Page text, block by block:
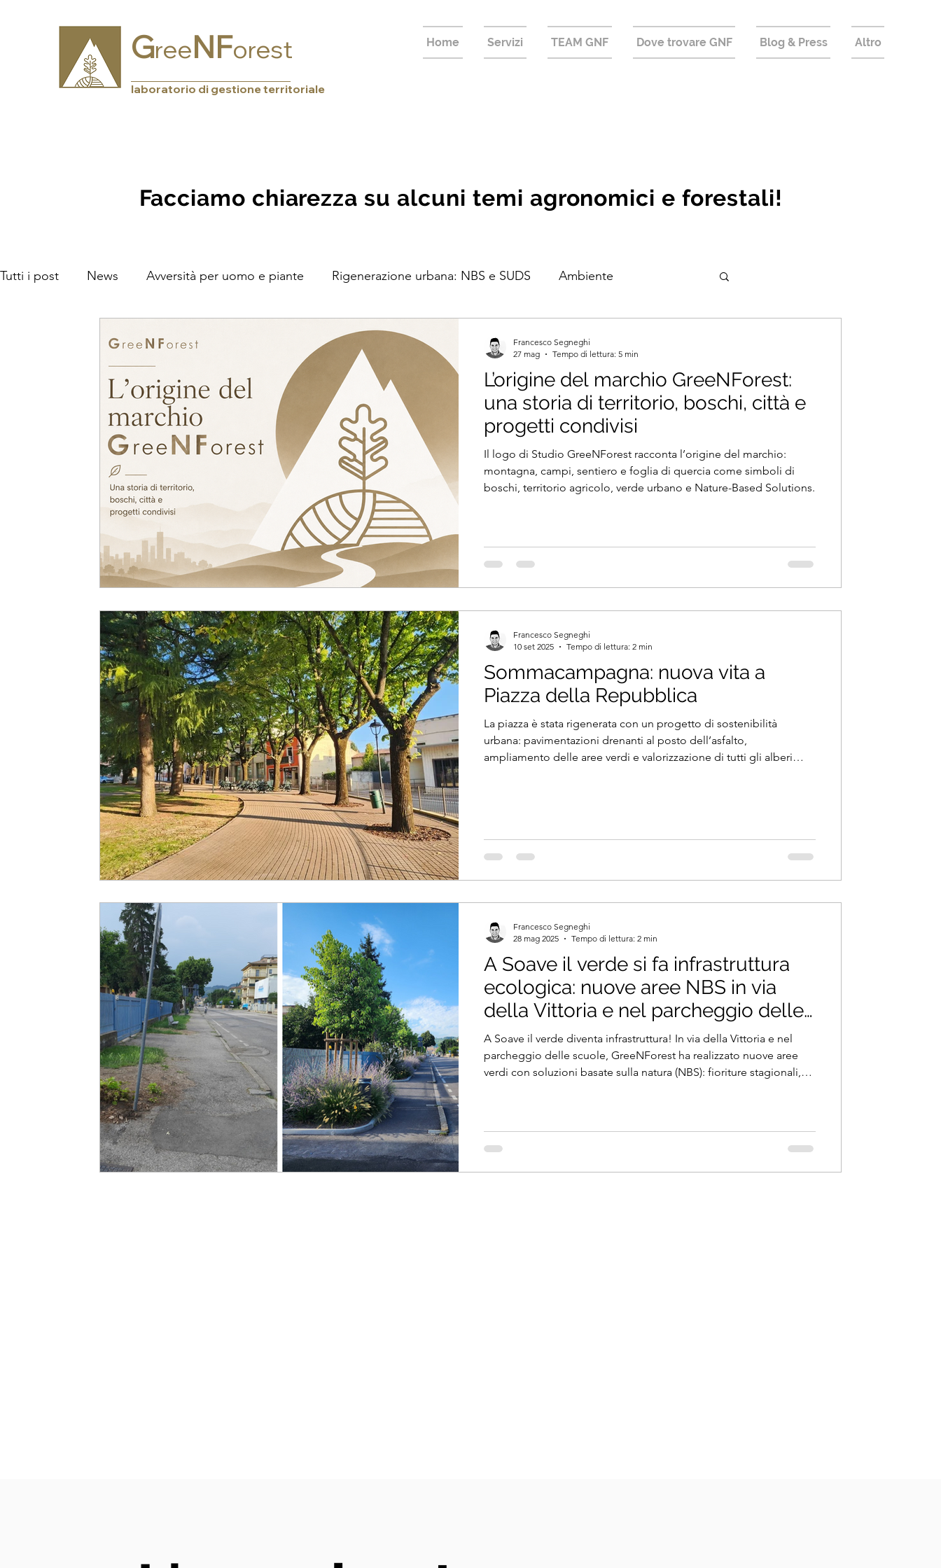
GreeNForest
laboratorio di gestione territoriale
Home Servizi TEAM GNF Dove trovare GNF Blog & Press Altro
Facciamo chiarezza su alcuni temi agronomici e forestali!
Tutti i post News Avversità per uomo e piante Rigenerazione urbana: NBS e SUDS Ambiente
L’origine del marchio GreeNForest:
una storia di territorio, boschi, città e
progetti condivisi
Il logo di Studio GreeNForest racconta l’origine del marchio:
montagna, campi, sentiero e foglia di quercia come simboli di
boschi, territorio agricolo, verde urbano e Nature-Based Solutions.
Francesco Segneghi
27 mag
Tempo di lettura: 5 min
Sommacampagna: nuova vita a
Piazza della Repubblica
La piazza è stata rigenerata con un progetto di sostenibilità
urbana: pavimentazioni drenanti al posto dell’asfalto,
ampliamento delle aree verdi e valorizzazione di tutti gli alberi
Francesco Segneghi
10 set 2025
Tempo di lettura: 2 min
A Soave il verde si fa infrastruttura
ecologica: nuove aree NBS in via
della Vittoria e nel parcheggio delle
scuole
A Soave il verde diventa infrastruttura! In via della Vittoria e nel
parcheggio delle scuole, GreeNForest ha realizzato nuove aree
verdi con soluzioni basate sulla natura (NBS): fioriture stagionali,
Francesco Segneghi
28 mag 2025
Tempo di lettura: 2 min